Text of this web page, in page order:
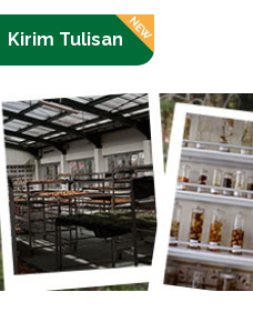
Kirim Tulisan